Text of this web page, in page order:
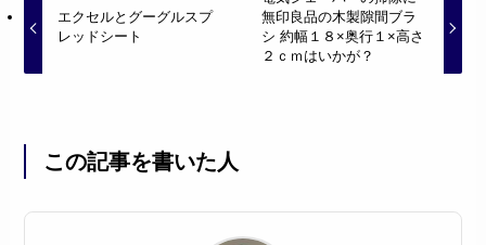
エクセルとグーグルスプ
レッドシート
無印良品の木製隙間ブラ
シ 約幅１８×奥行１×高さ
２ｃｍはいかが？
この記事を書いた人